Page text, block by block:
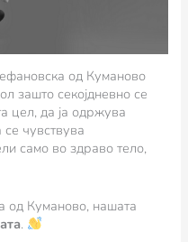
од Куманово
зашто секојдневно се
цел, да ја одржува
чувствува
само во здраво тело,
од Куманово, нашата
.